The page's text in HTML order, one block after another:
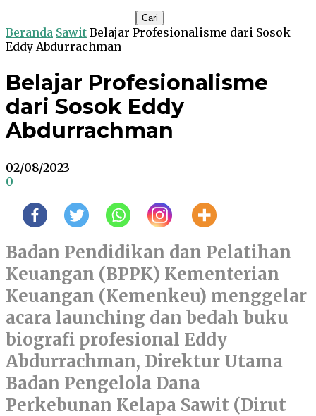
Beranda Sawit Belajar Profesionalisme dari Sosok
Eddy Abdurrachman
Belajar Profesionalisme
dari Sosok Eddy
Abdurrachman
02/08/2023
0
Badan Pendidikan dan Pelatihan
Keuangan (BPPK) Kementerian
Keuangan (Kemenkeu) menggelar
acara launching dan bedah buku
biografi profesional Eddy
Abdurrachman, Direktur Utama
Badan Pengelola Dana
Perkebunan Kelapa Sawit (Dirut